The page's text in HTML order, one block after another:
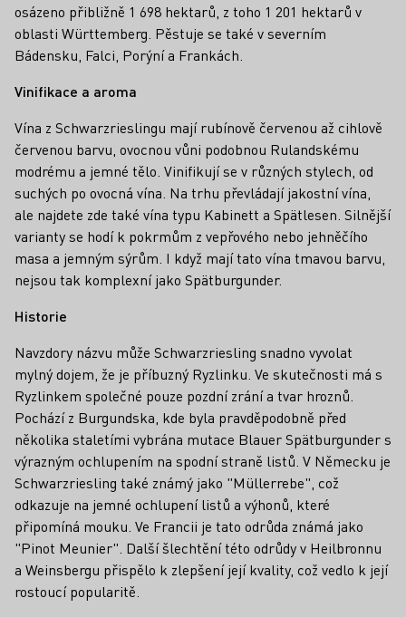
osázeno přibližně 1 698 hektarů, z toho 1 201 hektarů v
oblasti Württemberg. Pěstuje se také v severním
Bádensku, Falci, Porýní a Frankách.
Vinifikace a aroma
Vína z Schwarzrieslingu mají rubínově červenou až cihlově
červenou barvu, ovocnou vůni podobnou Rulandskému
modrému a jemné tělo. Vinifikují se v různých stylech, od
suchých po ovocná vína. Na trhu převládají jakostní vína,
ale najdete zde také vína typu Kabinett a Spätlesen. Silnější
varianty se hodí k pokrmům z vepřového nebo jehněčího
masa a jemným sýrům. I když mají tato vína tmavou barvu,
nejsou tak komplexní jako Spätburgunder.
Historie
Navzdory názvu může Schwarzriesling snadno vyvolat
mylný dojem, že je příbuzný Ryzlinku. Ve skutečnosti má s
Ryzlinkem společné pouze pozdní zrání a tvar hroznů.
Pochází z Burgundska, kde byla pravděpodobně před
několika staletími vybrána mutace Blauer Spätburgunder s
výrazným ochlupením na spodní straně listů. V Německu je
Schwarzriesling také známý jako "Müllerrebe", což
odkazuje na jemné ochlupení listů a výhonů, které
připomíná mouku. Ve Francii je tato odrůda známá jako
"Pinot Meunier". Další šlechtění této odrůdy v Heilbronnu
a Weinsbergu přispělo k zlepšení její kvality, což vedlo k její
rostoucí popularitě.